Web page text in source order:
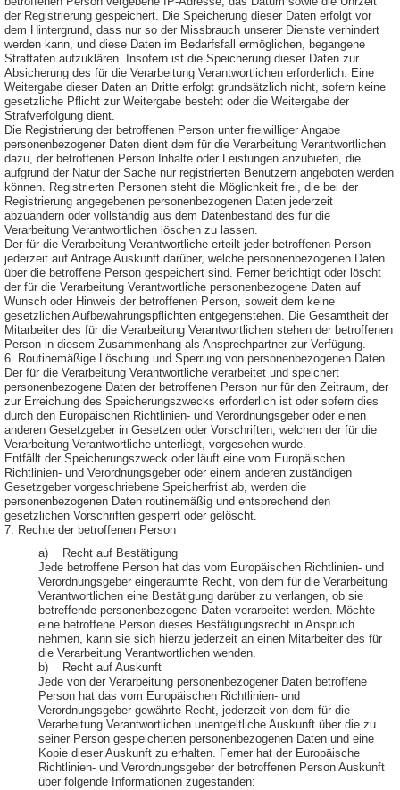
der Registrierung gespeichert. Die Speicherung dieser Daten erfolgt vor
dem Hintergrund, dass nur so der Missbrauch unserer Dienste verhindert
werden kann, und diese Daten im Bedarfsfall ermöglichen, begangene
Straftaten aufzuklären. Insofern ist die Speicherung dieser Daten zur
Absicherung des für die Verarbeitung Verantwortlichen erforderlich. Eine
Weitergabe dieser Daten an Dritte erfolgt grundsätzlich nicht, sofern keine
gesetzliche Pflicht zur Weitergabe besteht oder die Weitergabe der
Strafverfolgung dient.
Die Registrierung der betroffenen Person unter freiwilliger Angabe
personenbezogener Daten dient dem für die Verarbeitung Verantwortlichen
dazu, der betroffenen Person Inhalte oder Leistungen anzubieten, die
aufgrund der Natur der Sache nur registrierten Benutzern angeboten werden
können. Registrierten Personen steht die Möglichkeit frei, die bei der
Registrierung angegebenen personenbezogenen Daten jederzeit
abzuändern oder vollständig aus dem Datenbestand des für die
Verarbeitung Verantwortlichen löschen zu lassen.
Der für die Verarbeitung Verantwortliche erteilt jeder betroffenen Person
jederzeit auf Anfrage Auskunft darüber, welche personenbezogenen Daten
über die betroffene Person gespeichert sind. Ferner berichtigt oder löscht
der für die Verarbeitung Verantwortliche personenbezogene Daten auf
Wunsch oder Hinweis der betroffenen Person, soweit dem keine
gesetzlichen Aufbewahrungspflichten entgegenstehen. Die Gesamtheit der
Mitarbeiter des für die Verarbeitung Verantwortlichen stehen der betroffenen
Person in diesem Zusammenhang als Ansprechpartner zur Verfügung.
6. Routinemäßige Löschung und Sperrung von personenbezogenen Daten
Der für die Verarbeitung Verantwortliche verarbeitet und speichert
personenbezogene Daten der betroffenen Person nur für den Zeitraum, der
zur Erreichung des Speicherungszwecks erforderlich ist oder sofern dies
durch den Europäischen Richtlinien- und Verordnungsgeber oder einen
anderen Gesetzgeber in Gesetzen oder Vorschriften, welchen der für die
Verarbeitung Verantwortliche unterliegt, vorgesehen wurde.
Entfällt der Speicherungszweck oder läuft eine vom Europäischen
Richtlinien- und Verordnungsgeber oder einem anderen zuständigen
Gesetzgeber vorgeschriebene Speicherfrist ab, werden die
personenbezogenen Daten routinemäßig und entsprechend den
gesetzlichen Vorschriften gesperrt oder gelöscht.
7. Rechte der betroffenen Person
a) Recht auf Bestätigung
Jede betroffene Person hat das vom Europäischen Richtlinien- und
Verordnungsgeber eingeräumte Recht, von dem für die Verarbeitung
Verantwortlichen eine Bestätigung darüber zu verlangen, ob sie
betreffende personenbezogene Daten verarbeitet werden. Möchte
eine betroffene Person dieses Bestätigungsrecht in Anspruch
nehmen, kann sie sich hierzu jederzeit an einen Mitarbeiter des für
die Verarbeitung Verantwortlichen wenden.
b) Recht auf Auskunft
Jede von der Verarbeitung personenbezogener Daten betroffene
Person hat das vom Europäischen Richtlinien- und
Verordnungsgeber gewährte Recht, jederzeit von dem für die
Verarbeitung Verantwortlichen unentgeltliche Auskunft über die zu
seiner Person gespeicherten personenbezogenen Daten und eine
Kopie dieser Auskunft zu erhalten. Ferner hat der Europäische
Richtlinien- und Verordnungsgeber der betroffenen Person Auskunft
über folgende Informationen zugestanden: